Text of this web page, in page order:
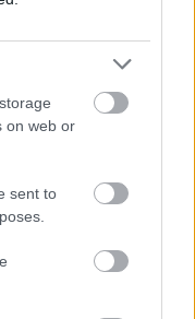
on web or
sent to
folyamatosan
magát
A döntő
versenyzőtársa
mint biztató